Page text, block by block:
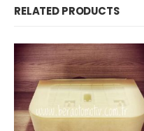
RELATED PRODUCTS